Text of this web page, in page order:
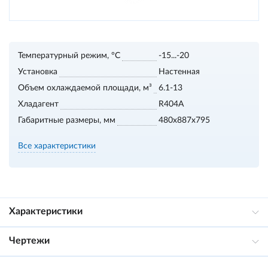
Температурный режим, °С
-15...-20
Установка
Настенная
Объем охлаждаемой площади, м³
6.1-13
Хладагент
R404A
Габаритные размеры, мм
480x887x795
Все характеристики
Характеристики
Чертежи